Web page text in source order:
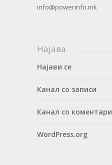
info@powerinfo.mk
Најава
Најави се
Канал со записи
Канал со коментари
WordPress.org